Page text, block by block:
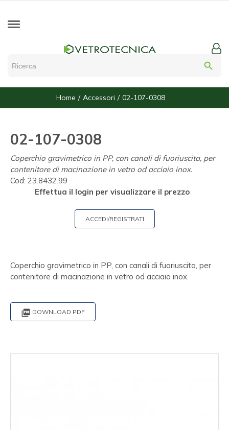
search
Home Accessori 02-107-0308
02-107-0308
Coperchio gravimetrico in PP, con canali di fuoriuscita, per
contenitore di macinazione in vetro od acciaio inox.
Cod: 23.8432.99
Effettua il login per visualizzare il prezzo
ACCEDI/REGISTRATI
Coperchio gravimetrico in PP, con canali di fuoriuscita, per
contenitore di macinazione in vetro od acciaio inox.
 DOWNLOAD PDF